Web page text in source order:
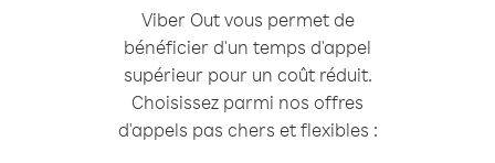
Viber Out vous permet de
bénéficier d'un temps d'appel
supérieur pour un coût réduit.
Choisissez parmi nos offres
d'appels pas chers et flexibles :